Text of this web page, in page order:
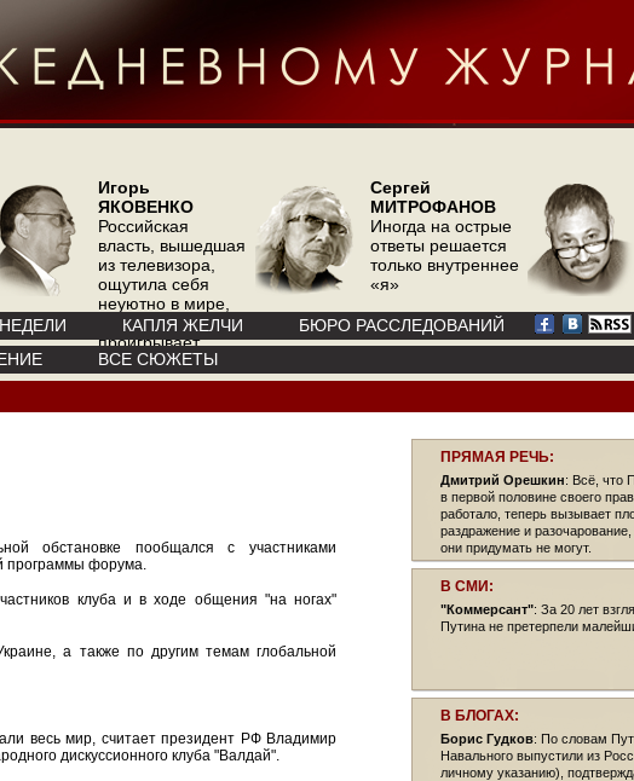
Игорь
ЯКОВЕНКО
Российская
власть, вышедшая
из телевизора,
ощутила себя
неуютно в мире,
где телевизор
проигрывает
интернету
Сергей
МИТРОФАНОВ
Иногда на острые
ответы решается
только внутреннее
«я»
КАПЛЯ ЖЕЛЧИ
БЮРО РАССЛЕДОВАНИЙ
ВСЕ СЮЖЕТЫ
обстановке пообщался с участниками
программы форума.
клуба и в ходе общения "на ногах"
а также по другим темам глобальной
весь мир, считает президент РФ Владимир
дискуссионного клуба "Валдай".
ПРЯМАЯ РЕЧЬ:
Дмитрий Орешкин: Всё, что
в первой половине своего
работало, теперь вызывает
раздражение и разочарование,
они придумать не могут.
В СМИ:
"Коммерсант": За 20 лет
Путина не претерпели
В БЛОГАХ:
Борис Гудков: По словам
Навального выпустили из
личному указанию),